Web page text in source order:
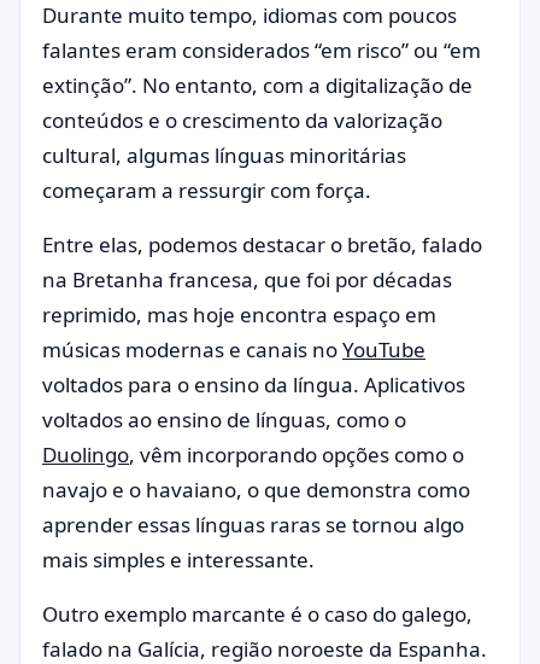
Durante muito tempo, idiomas com poucos
falantes eram considerados “em risco” ou “em
extinção”. No entanto, com a digitalização de
conteúdos e o crescimento da valorização
cultural, algumas línguas minoritárias
começaram a ressurgir com força.
Entre elas, podemos destacar o bretão, falado
na Bretanha francesa, que foi por décadas
reprimido, mas hoje encontra espaço em
músicas modernas e canais noYouTube
voltados para o ensino da língua. Aplicativos
voltados ao ensino de línguas, como o
Duolingo, vêm incorporando opções como o
navajo e o havaiano, o que demonstra como
aprender essas línguas raras se tornou algo
mais simples e interessante.
Outro exemplo marcante é o caso do galego,
falado na Galícia, região noroeste da Espanha.